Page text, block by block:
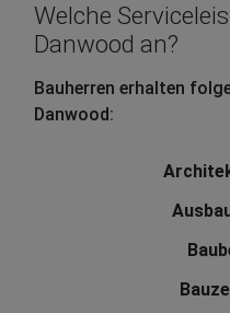
Welche
Danwood an?
Bauherren erhalten
Danwood: